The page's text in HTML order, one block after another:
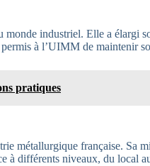
industriel. Elle a élargi
à l’UIMM de maintenir
pratiques
métallurgique française. Sa
à différents niveaux, du local